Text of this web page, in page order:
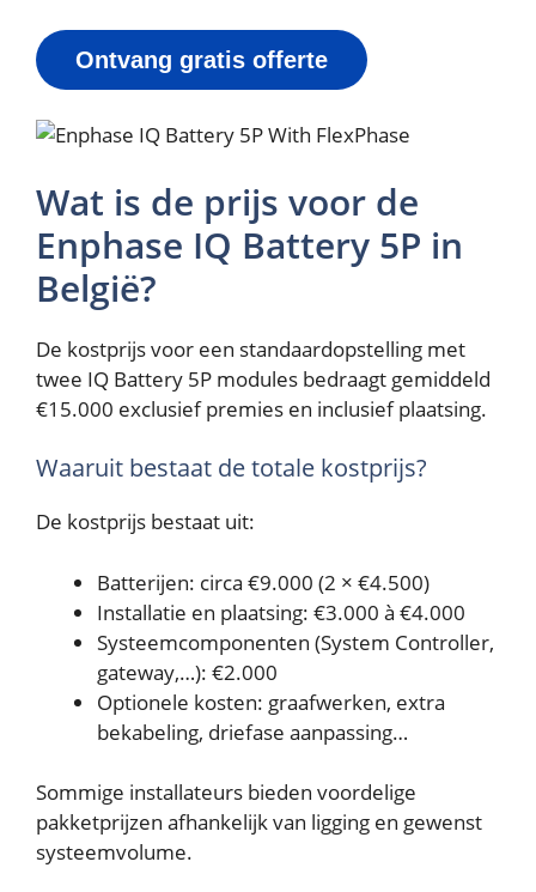
Ontvang gratis offerte
Wat is de prijs voor de
Enphase IQ Battery 5P in
België?
De kostprijs voor een standaardopstelling met
twee IQ Battery 5P modules bedraagt gemiddeld
€15.000 exclusief premies en inclusief plaatsing.
Waaruit bestaat de totale kostprijs?
De kostprijs bestaat uit:
Batterijen: circa €9.000 (2 × €4.500)
Installatie en plaatsing: €3.000 à €4.000
Systeemcomponenten (System Controller,
gateway,…): €2.000
Optionele kosten: graafwerken, extra
bekabeling, driefase aanpassing…
Sommige installateurs bieden voordelige
pakketprijzen afhankelijk van ligging en gewenst
systeemvolume.